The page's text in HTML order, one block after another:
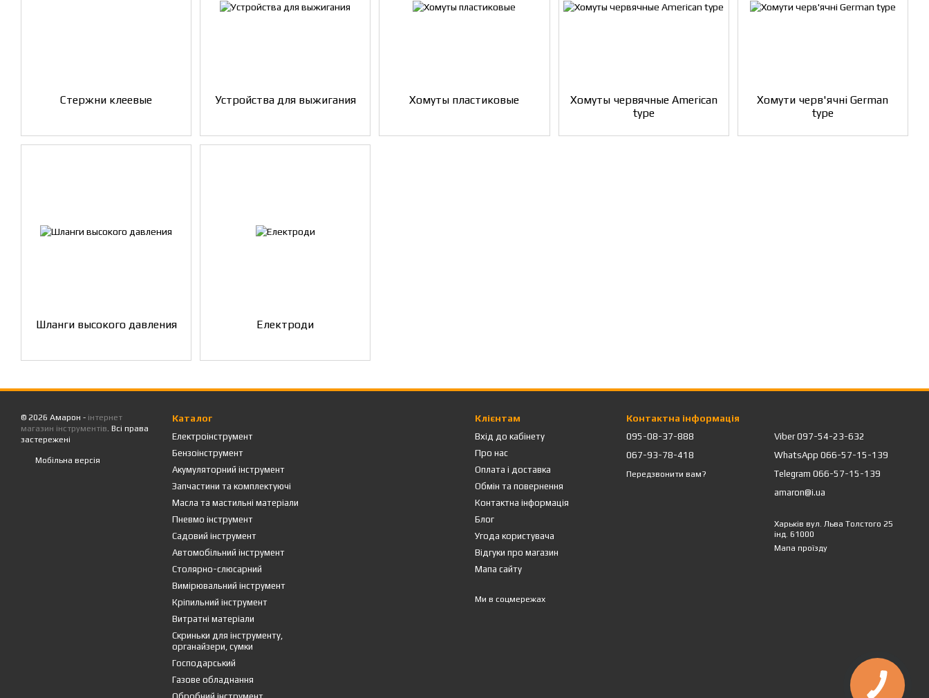
Стержни клеевые Устройства для выжигания Хомуты пластиковые
Хомуты червячные American
type
Хомути черв'ячні German
type
Шланги высокого давления Електроди
© 2026 Амарон - інтернет
магазин інструментів. Всі права
застережені
Мобільна версія
Каталог
Електроінструмент
Бензоінструмент
Акумуляторний інструмент
Запчастини та комплектуючі
Масла та мастильні матеріали
Пневмо інструмент
Садовий інструмент
Автомобільний інструмент
Столярно-слюсарний
Вимірювальний інструмент
Кріпильний інструмент
Витратні матеріали
Скриньки для інструменту,
органайзери, сумки
Господарський
Газове обладнання
Клієнтам
Вхід до кабінету
Про нас
Оплата і доставка
Обмін та повернення
Контактна інформація
Блог
Угода користувача
Відгуки про магазин
Мапа сайту
Ми в соцмережах
Контактна інформація
095-08-37-888
067-93-78-418
Передзвонити вам?
Viber 097-54-23-632
WhatsApp 066-57-15-139
Telegram 066-57-15-139
amaron@i.ua
Харьків вул. Льва Толстого 25
інд. 61000
Мапа проїзду